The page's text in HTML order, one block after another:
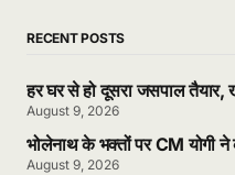
RECENT POSTS
हर घर से हो दूसरा जसपाल तैयार,
August 9, 2026
भोलेनाथ के भक्तों पर CM योगी ने
August 9, 2026